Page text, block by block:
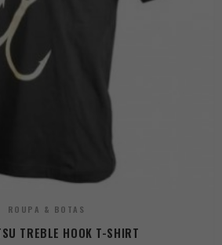
ROUPA & BOTAS
TREBLE HOOK T-SHIRT